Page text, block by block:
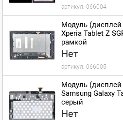
артикул: 066004
Модуль (дисплей
Xperia Tablet Z
рамкой
Нет
артикул: 066005
Модуль (дисплей
Samsung Galaxy
серый
Нет